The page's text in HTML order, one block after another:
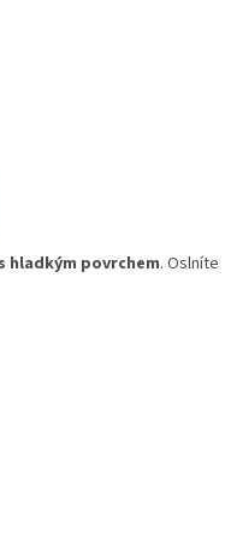
hladkým povrchem. Oslníte